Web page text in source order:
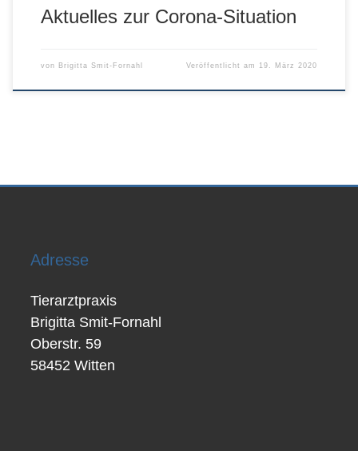
Aktuelles zur Corona-Situation
von Brigitta Smit-Fornahl Veröffentlicht am 19. März 2020
Adresse
Tierarztpraxis
Brigitta Smit-Fornahl
Oberstr. 59
58452 Witten